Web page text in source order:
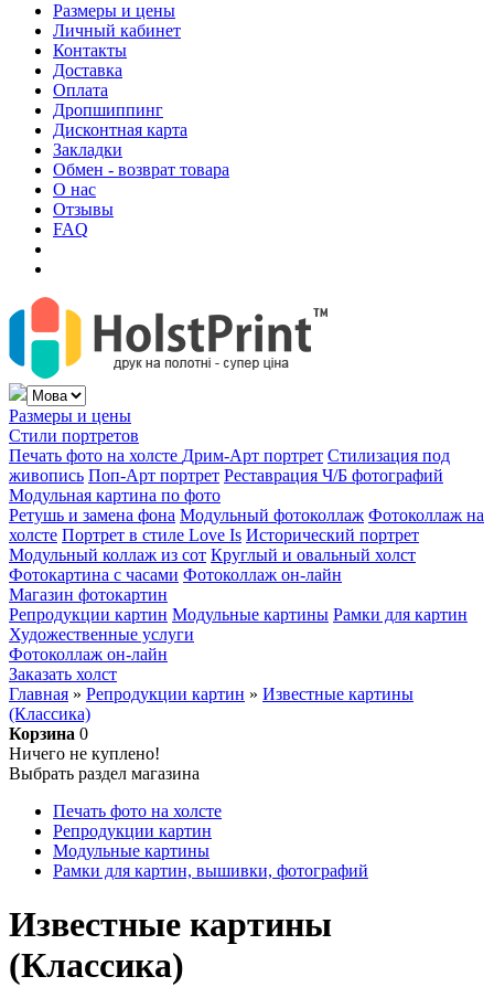
Размеры и цены
Личный кабинет
Контакты
Доставка
Оплата
Дропшиппинг
Дисконтная карта
Закладки
Обмен - возврат товара
О нас
Отзывы
FAQ
Размеры и цены
Стили портретов
Печать фото на холсте Дрим-Арт портрет Стилизация под
живопись Поп-Арт портрет Реставрация Ч/Б фотографий
Модульная картина по фото
Ретушь и замена фона Модульный фотоколлаж Фотоколлаж на
холсте Портрет в стиле Love Is Исторический портрет
Модульный коллаж из сот Круглый и овальный холст
Фотокартина с часами Фотоколлаж он-лайн
Магазин фотокартин
Репродукции картин Модульные картины Рамки для картин
Художественные услуги
Фотоколлаж он-лайн
Заказать холст
Главная » Репродукции картин » Известные картины
(Классика)
Корзина 0
Ничего не куплено!
Выбрать раздел магазина
Печать фото на холсте
Репродукции картин
Модульные картины
Рамки для картин, вышивки, фотографий
Известные картины
(Классика)